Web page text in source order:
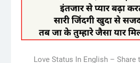
Love Status In English – Share